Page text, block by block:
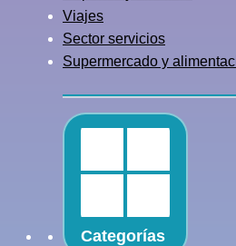
Viajes
Sector servicios
Supermercado y
Categorías